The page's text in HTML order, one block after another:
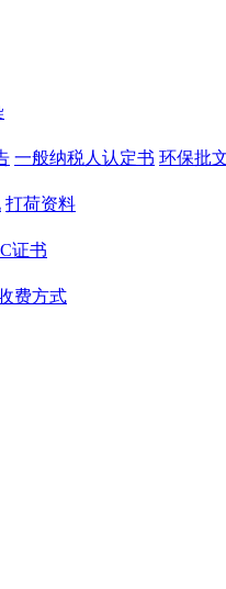
一般纳税人认定书 环保批
打荷资料
证书
费方式